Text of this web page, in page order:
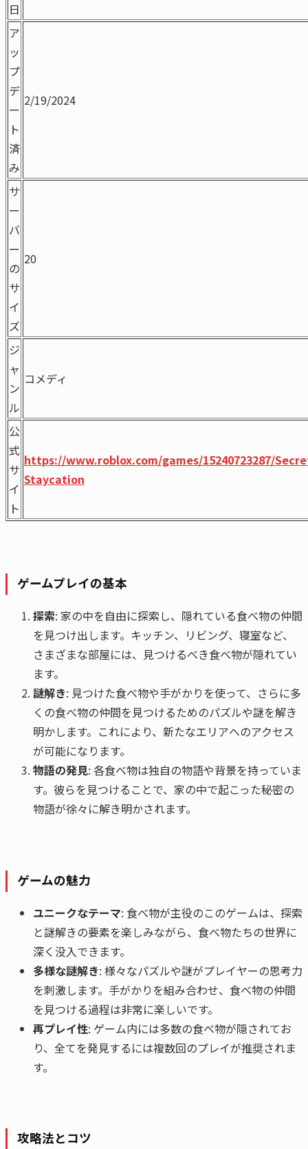
日
ア
ッ
プ
デ
ー
ト
済
み
2/19/2024
サ
ー
バ
ー
の
サ
イ
ズ
20
ジ
ャ
ン
ル
コメディ
公
式
サ
イ
ト
https://www.roblox.com/games/15240723287/
Staycation
ゲームプレイの基本
探索: 家の中を自由に探索し、隠れている食べ物の仲間
を見つけ出します。キッチン、リビング、寝室など、
さまざまな部屋には、見つけるべき食べ物が隠れてい
ます。
謎解き: 見つけた食べ物や手がかりを使って、さらに多
くの食べ物の仲間を見つけるためのパズルや謎を解き
明かします。これにより、新たなエリアへのアクセス
が可能になります。
物語の発見: 各食べ物は独自の物語や背景を持っていま
す。彼らを見つけることで、家の中で起こった秘密の
物語が徐々に解き明かされます。
ゲームの魅力
ユニークなテーマ: 食べ物が主役のこのゲームは、探索
と謎解きの要素を楽しみながら、食べ物たちの世界に
深く没入できます。
多様な謎解き: 様々なパズルや謎がプレイヤーの思考力
を刺激します。手がかりを組み合わせ、食べ物の仲間
を見つける過程は非常に楽しいです。
再プレイ性: ゲーム内には多数の食べ物が隠されてお
り、全てを発見するには複数回のプレイが推奨されま
す。
攻略法とコツ